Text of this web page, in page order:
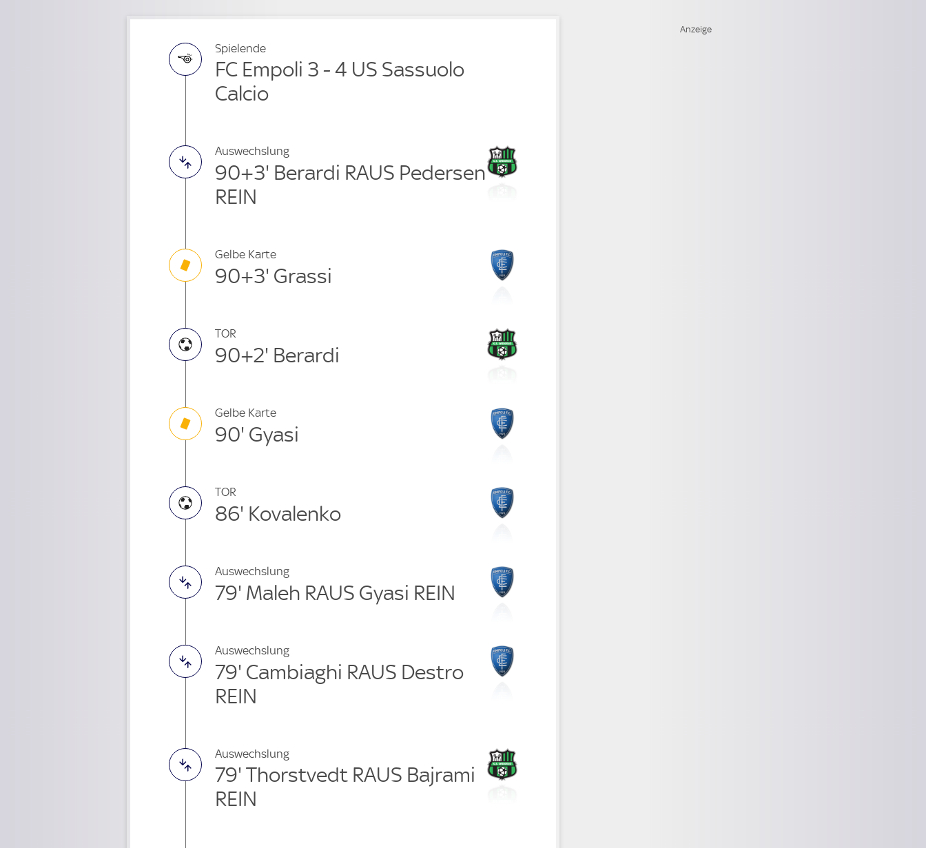
Spielende
FC Empoli 3 - 4 US Sassuolo
Calcio
Auswechslung
90+3' Berardi RAUS Pedersen
REIN
Gelbe Karte
90+3' Grassi
TOR
90+2' Berardi
Gelbe Karte
90' Gyasi
TOR
86' Kovalenko
Auswechslung
79' Maleh RAUS Gyasi REIN
Auswechslung
79' Cambiaghi RAUS Destro
REIN
Auswechslung
79' Thorstvedt RAUS Bajrami
REIN